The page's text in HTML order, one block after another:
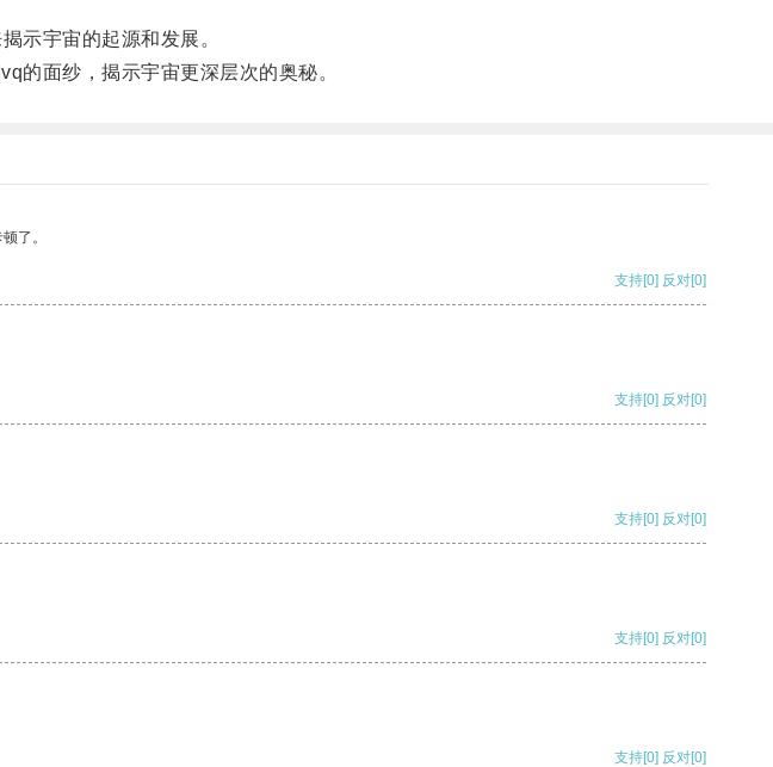
示宇宙的起源和发展。
面纱，揭示宇宙更深层次的奥秘。
了。
支持[0] 反对[0]
支持[0] 反对[0]
支持[0] 反对[0]
支持[0] 反对[0]
支持[0] 反对[0]